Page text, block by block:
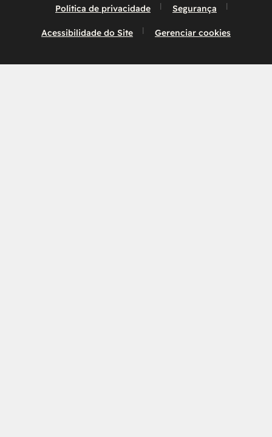
Política de privacidade Segurança
Acessibilidade do Site Gerenciar cookies